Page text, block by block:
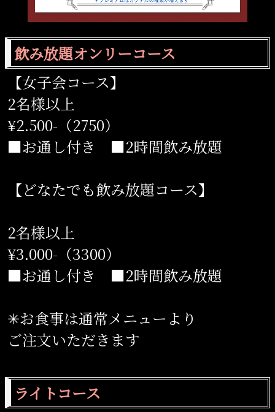
飲み放題オンリーコース
【女子会コース】
2名様以上
¥2.500-（2750）
■お通し付き ■2時間飲み放題
【どなたでも飲み放題コース】
2名様以上
¥3.000-（3300）
■お通し付き ■2時間飲み放題
✳︎お食事は通常メニューより
ご注文いただきます
ライトコース